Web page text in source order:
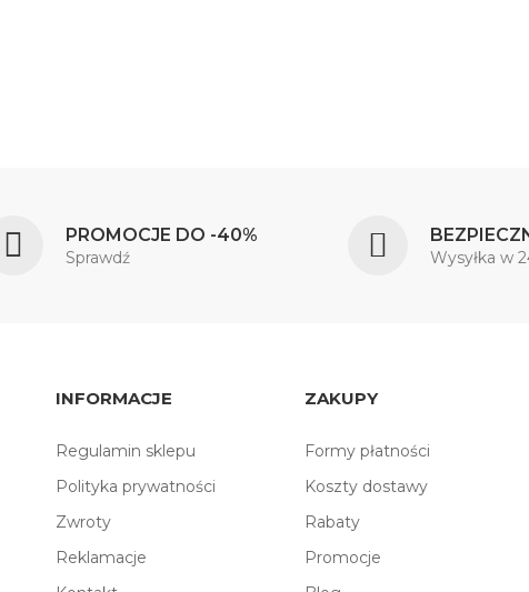
PROMOCJE DO -40%
Sprawdź Wysyłka w
INFORMACJE
Regulamin sklepu
Polityka prywatności
Zwroty
Reklamacje
ZAKUPY
Formy płatności
Koszty dostawy
Rabaty
Promocje